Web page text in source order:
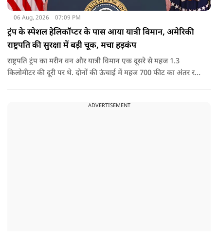
06 Aug, 2026 07:09 PM
ट्रंप के स्पेशल हेलिकॉप्टर के पास आया यात्री विमान, अमेरिकी
राष्ट्रपति की सुरक्षा में बड़ी चूक, मचा हड़कंप
राष्ट्रपति ट्रंप का मरीन वन और यात्री विमान एक दूसरे से महज 1.3
किलोमीटर की दूरी पर थे. दोनों की ऊंचाई में महज 700 फीट का अंतर रह
ADVERTISEMENT